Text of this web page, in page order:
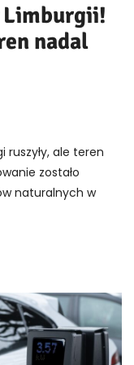
Limburgii!
nadal
ruszyły, ale teren
zostało
naturalnych w